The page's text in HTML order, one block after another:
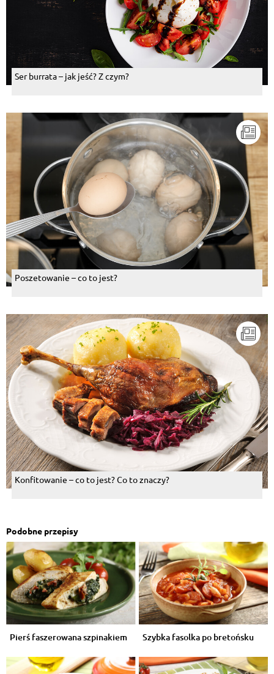
Ser burrata – jak jeść? Z czym?
Poszetowanie – co to jest?
Konfitowanie – co to jest? Co to znaczy?
Podobne przepisy
Pierś faszerowana szpinakiem Szybka fasolka po bretońsku